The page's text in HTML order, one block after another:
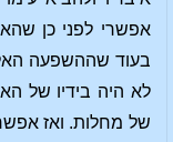
אפשרי לפני כן
בעוד שההשפעה
לא היה בידיו של
של מחלות. ואז